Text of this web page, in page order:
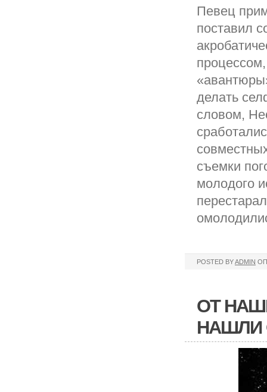
Певец
поставил
делать
словом,
съемки
молодого
POSTED BYADMIN
ОТ
НАШЛИ